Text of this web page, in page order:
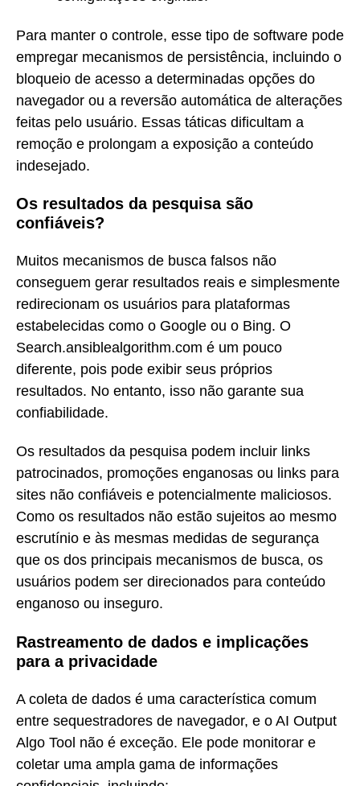
Para manter o controle, esse tipo de software pode
empregar mecanismos de persistência, incluindo o
bloqueio de acesso a determinadas opções do
navegador ou a reversão automática de alterações
feitas pelo usuário. Essas táticas dificultam a
remoção e prolongam a exposição a conteúdo
indesejado.
Os resultados da pesquisa são
confiáveis?
Muitos mecanismos de busca falsos não
conseguem gerar resultados reais e simplesmente
redirecionam os usuários para plataformas
estabelecidas como o Google ou o Bing. O
Search.ansiblealgorithm.com é um pouco
diferente, pois pode exibir seus próprios
resultados. No entanto, isso não garante sua
confiabilidade.
Os resultados da pesquisa podem incluir links
patrocinados, promoções enganosas ou links para
sites não confiáveis e potencialmente maliciosos.
Como os resultados não estão sujeitos ao mesmo
escrutínio e às mesmas medidas de segurança
que os dos principais mecanismos de busca, os
usuários podem ser direcionados para conteúdo
enganoso ou inseguro.
Rastreamento de dados e implicações
para a privacidade
A coleta de dados é uma característica comum
entre sequestradores de navegador, e o AI Output
Algo Tool não é exceção. Ele pode monitorar e
coletar uma ampla gama de informações